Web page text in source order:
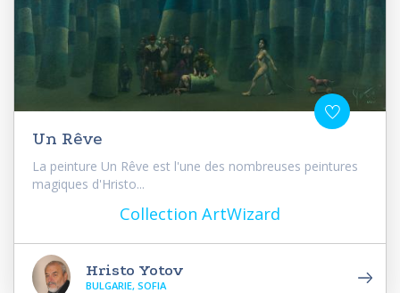
Un Rêve
La peinture Un Rêve est l'une des nombreuses peintures
magiques d'Hristo...
Collection ArtWizard
Hristo Yotov
BULGARIE, SOFIA